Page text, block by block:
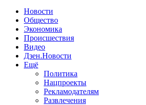
Новости
Общество
Экономика
Происшествия
Видео
Дзен.Новости
Ещё
Политика
Нацпроекты
Рекламодателям
Развлечения